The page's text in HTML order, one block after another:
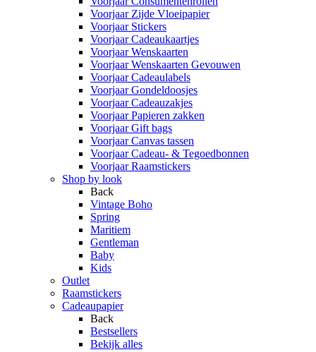
Voorjaar Zijde Vloeipapier
Voorjaar Stickers
Voorjaar Cadeaukaartjes
Voorjaar Wenskaarten
Voorjaar Wenskaarten Gevouwen
Voorjaar Cadeaulabels
Voorjaar Gondeldoosjes
Voorjaar Cadeauzakjes
Voorjaar Papieren zakken
Voorjaar Gift bags
Voorjaar Canvas tassen
Voorjaar Cadeau- & Tegoedbonnen
Voorjaar Raamstickers
Shop by look
Back
Vintage Boho
Spring
Maritiem
Gentleman
Baby
Kids
Outlet
Raamstickers
Cadeaupapier
Back
Bestsellers
Bekijk alles